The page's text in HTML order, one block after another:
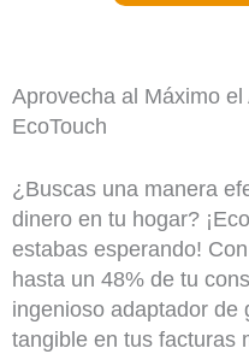
Aprovecha al Máximo
EcoTouch
¿Buscas una manera
dinero en tu hogar?
estabas esperando!
hasta un 48% de tu
ingenioso adaptador de
tangible en tus facturas